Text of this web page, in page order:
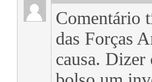
Comentário
das Forças
causa.